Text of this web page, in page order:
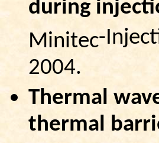
during
Minitec-
2004.
Thermal
thermal